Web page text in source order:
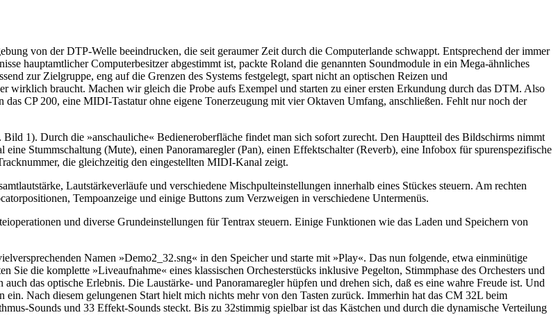
von der DTP-Welle beeindrucken, die seit geraumer Zeit durch die Computerlande schwappt. Entsprechend der immer
hauptamtlicher Computerbesitzer abgestimmt ist, packte Roland die genannten Soundmodule in ein Mega-ähnliches
zur Zielgruppe, eng auf die Grenzen des Systems festgelegt, spart nicht an optischen Reizen und
wirklich braucht. Machen wir gleich die Probe aufs Exempel und starten zu einer ersten Erkundung durch das DTM. Also
CP 200, eine MIDI-Tastatur ohne eigene Tonerzeugung mit vier Oktaven Umfang, anschließen. Fehlt nur noch der
1). Durch die »anschauliche« Bedieneroberfläche findet man sich sofort zurecht. Den Hauptteil des Bildschirms nimmt
Stummschaltung (Mute), einen Panoramaregler (Pan), einen Effektschalter (Reverb), eine Infobox für spurenspezifische
die gleichzeitig den eingestellten MIDI-Kanal zeigt.
Lautstärkeverläufe und verschiedene Mischpulteinstellungen innerhalb eines Stückes steuern. Am rechten
Tempoanzeige und einige Buttons zum Verzweigen in verschiedene Untermenüs.
und diverse Grundeinstellungen für Tentrax steuern. Einige Funktionen wie das Laden und Speichern von
Namen »Demo2_32.sng« in den Speicher und starte mit »Play«. Das nun folgende, etwa einminütige
die komplette »Liveaufnahme« eines klassischen Orchesterstücks inklusive Pegelton, Stimmphase des Orchesters und
das optische Erlebnis. Die Laustärke- und Panoramaregler hüpfen und drehen sich, daß es eine wahre Freude ist. Und
ein. Nach diesem gelungenen Start hielt mich nichts mehr von den Tasten zurück. Immerhin hat das CM 32L beim
Sounds und 33 Effekt-Sounds steckt. Bis zu 32stimmig spielbar ist das Kästchen und durch die dynamische Verteilung